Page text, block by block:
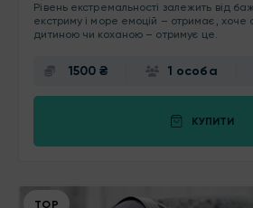
Рівень екстремальності залежить від
екстриму і море емоцій – отримає, хоче
дитиною чи коханою – отримує це.
1500 ₴ 1 особа
КУПИТИ
ТОР